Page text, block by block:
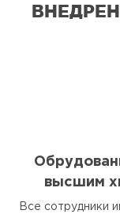
высшим
Все сотрудники